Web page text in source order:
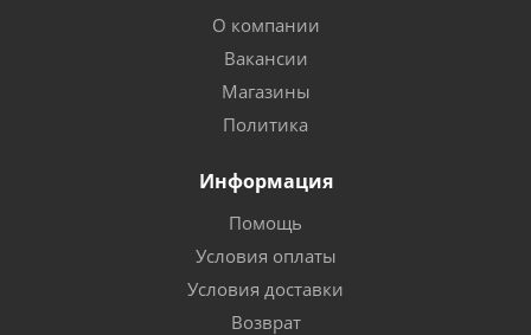
О компании
Вакансии
Магазины
Политика
Информация
Помощь
Условия оплаты
Условия доставки
Возврат